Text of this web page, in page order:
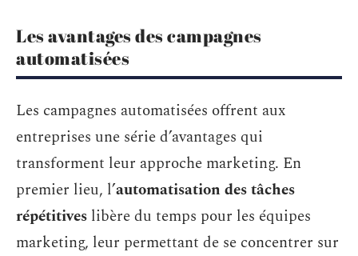
Les avantages des campagnes
automatisées
Les campagnes automatisées offrent aux
entreprises une série d’avantages qui
transforment leur approche marketing. En
premier lieu, l’automatisation des tâches
répétitives libère du temps pour les équipes
marketing, leur permettant de se concentrer sur